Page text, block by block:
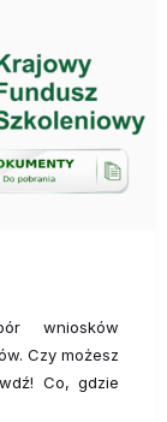
wniosków
Czy możesz
Co, gdzie